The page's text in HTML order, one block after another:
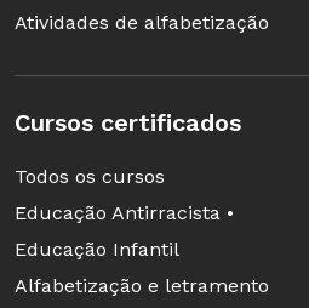
O que mais vocês gostariam
mundo dos livros? Escrevam
comentários abaixo.
Atividades de alfabetização
Cursos certificados
Todos os cursos
Educação Antirracista •
Educação Infantil
Alfabetização e letramento